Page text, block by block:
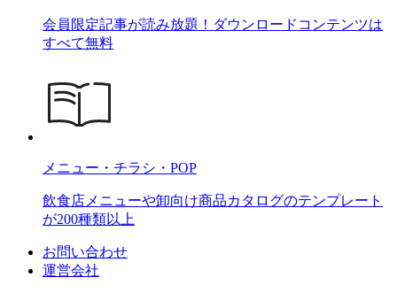
会員限定記事が読み放題！ダウンロードコンテンツは
すべて無料
メニュー・チラシ・POP
飲食店メニューや卸向け商品カタログのテンプレート
が200種類以上
お問い合わせ
運営会社